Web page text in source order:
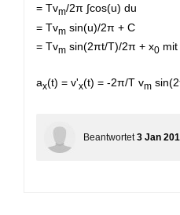
= Tvm/2π ∫cos(u) du
= Tvm sin(u)/2π + C
= Tvm sin(2πt/T)/2π + x0
ax(t) = v'x(t) = -2π/T vm
Beantwortet 3 Jan